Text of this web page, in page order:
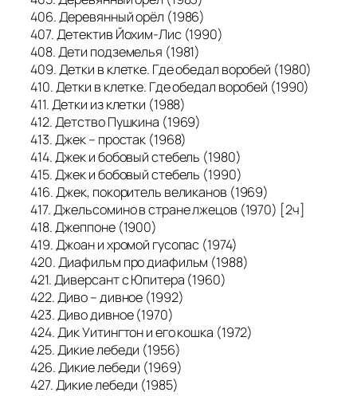
406. Деревянный орёл (1986)
407. Детектив Йохим-Лис (1990)
408. Дети подземелья (1981)
409. Детки в клетке. Где обедал воробей (1980)
410. Детки в клетке. Где обедал воробей (1990)
411. Детки из клетки (1988)
412. Детство Пушкина (1969)
413. Джек – простак (1968)
414. Джек и бобовый стебель (1980)
415. Джек и бобовый стебель (1990)
416. Джек, покоритель великанов (1969)
417. Джельсомино в стране лжецов (1970) [2ч]
418. Джеппоне (1900)
419. Джоан и хромой гусопас (1974)
420. Диафильм про диафильм (1988)
421. Диверсант с Юпитера (1960)
422. Диво – дивное (1992)
423. Диво дивное (1970)
424. Дик Уитингтон и его кошка (1972)
425. Дикие лебеди (1956)
426. Дикие лебеди (1969)
427. Дикие лебеди (1985)